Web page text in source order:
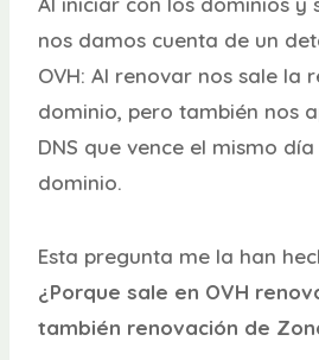
nos damos cuenta de un
OVH: Al renovar nos sale la
dominio, pero también nos
DNS que vence el mismo
dominio.
Esta pregunta me la han
¿Porque sale en OVH
también renovación de